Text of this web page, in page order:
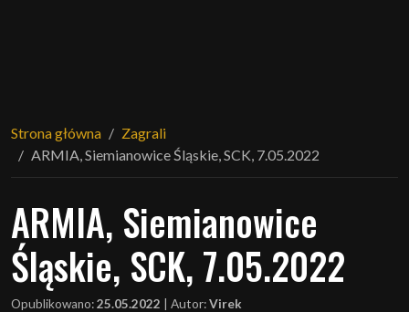
Strona główna
Zagrali
ARMIA, Siemianowice Śląskie, SCK, 7.05.2022
ARMIA, Siemianowice
Śląskie, SCK, 7.05.2022
Opublikowano:25.05.2022 Autor:Virek